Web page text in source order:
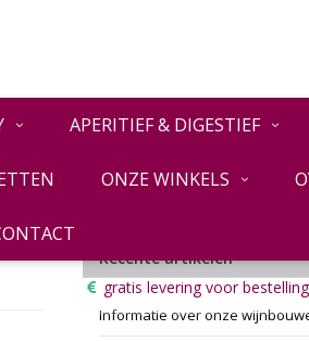
APERITIEF & DIGESTIEF
ONZE WINKELS
gratis levering voor
Recente artikelen
Informatie over onze